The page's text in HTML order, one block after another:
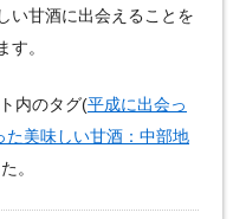
い甘酒に出会えることを
す。
内のタグ(平成に出会っ
た美味しい甘酒：中部地
。